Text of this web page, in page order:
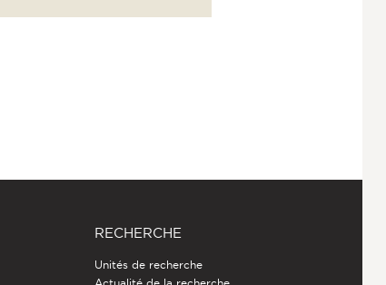
RECHERCHE
Unités de recherche